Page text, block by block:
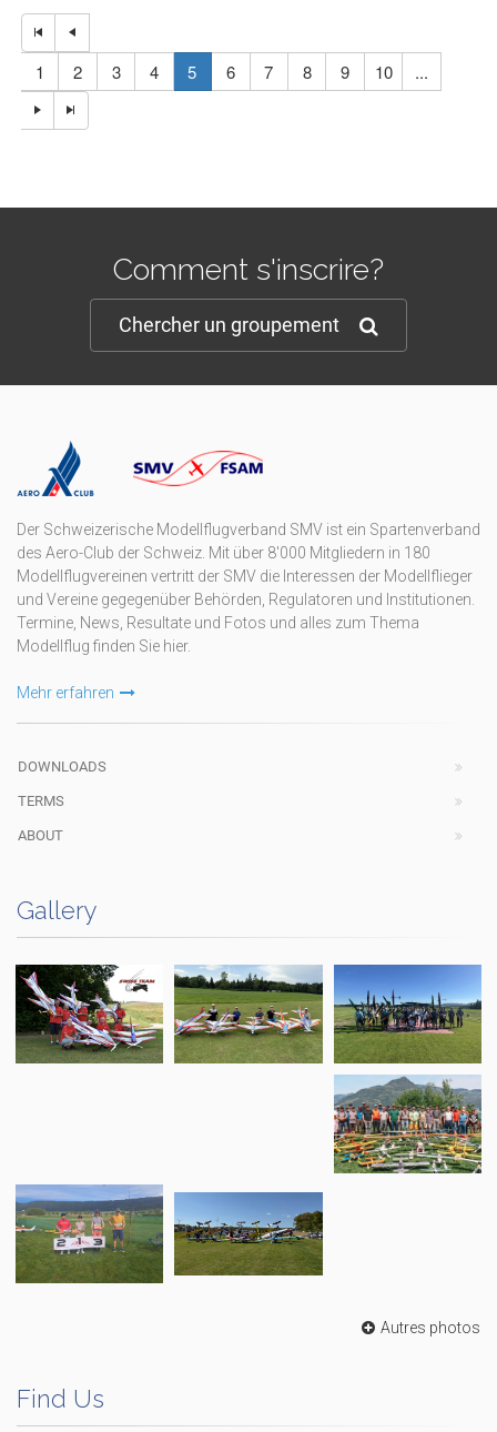
1 2 3 4 5 6 7 8 9 10 ...
Comment s'inscrire?
Chercher un groupement
Der Schweizerische Modellflugverband SMV ist ein Spartenverband
des Aero-Club der Schweiz. Mit über 8'000 Mitgliedern in 180
Modellflugvereinen vertritt der SMV die Interessen der Modellflieger
und Vereine gegegenüber Behörden, Regulatoren und Institutionen.
Termine, News, Resultate und Fotos und alles zum Thema
Modellflug finden Sie hier.
Mehr erfahren
DOWNLOADS
TERMS
ABOUT
Gallery
Autres photos
Find Us